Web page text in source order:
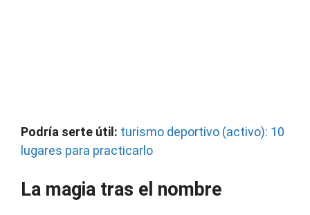
Podría serte útil: turismo deportivo (activo): 10
lugares para practicarlo
La magia tras el nombre